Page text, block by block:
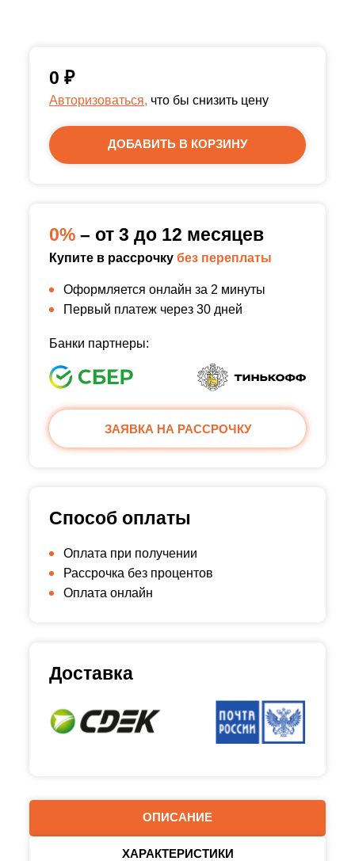
ОПИСАНИЕ
ХАРАКТЕРИСТИКИ
0 ₽
Авторизоваться, что бы снизить цену
ДОБАВИТЬ В КОРЗИНУ
0% – от 3 до 12 месяцев
Купите в рассрочку без переплаты
Оформляется онлайн за 2 минуты
Первый платеж через 30 дней
Банки партнеры:
ЗАЯВКА НА РАССРОЧКУ
Способ оплаты
Оплата при получении
Рассрочка без процентов
Оплата онлайн
Доставка